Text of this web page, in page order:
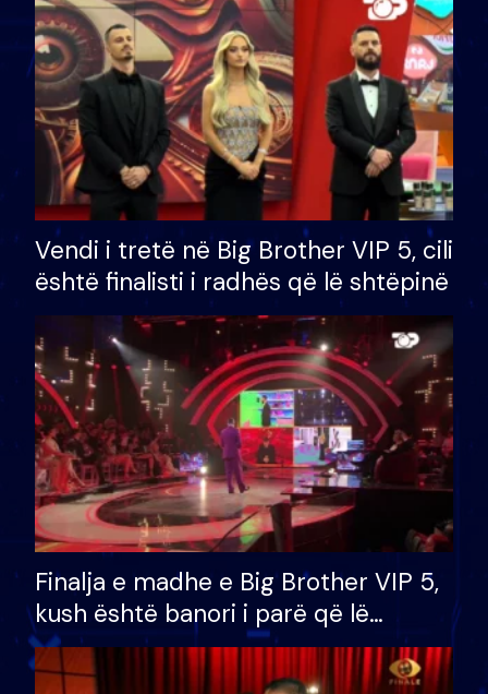
Vendi i tretë në Big Brother VIP 5, cili
është finalisti i radhës që lë shtëpinë
Finalja e madhe e Big Brother VIP 5,
kush është banori i parë që lë
shtëpinë dhe humb mundësinë për
të fituar çmimin e madh